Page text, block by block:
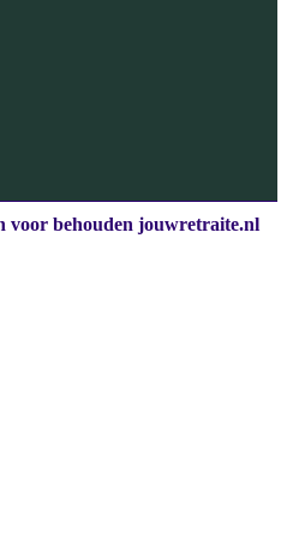
voor behouden jouwretraite.nl